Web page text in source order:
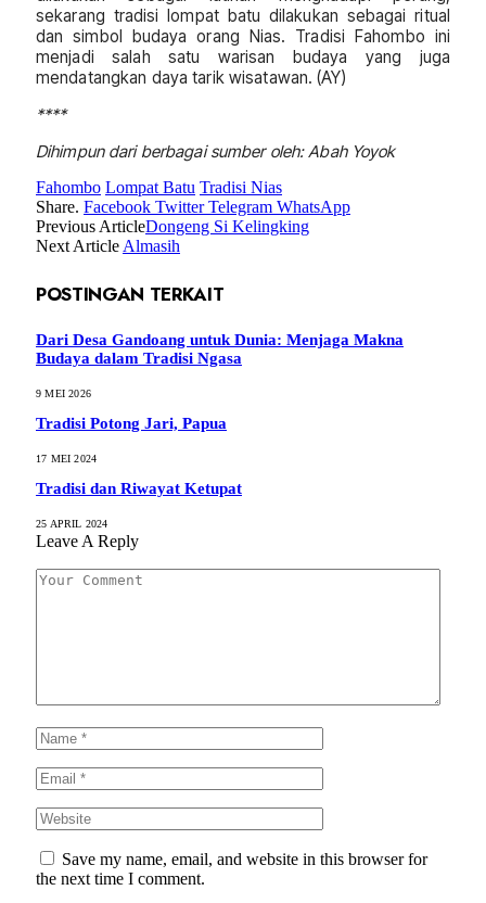
sekarang tradisi lompat batu dilakukan sebagai ritual
dan simbol budaya orang Nias. Tradisi Fahombo ini
menjadi salah satu warisan budaya yang juga
mendatangkan daya tarik wisatawan. (AY)
****
Dihimpun dari berbagai sumber oleh: Abah Yoyok
Fahombo Lompat Batu Tradisi Nias
Share. Facebook Twitter Telegram WhatsApp
Previous ArticleDongeng Si Kelingking
Next Article Almasih
POSTINGAN TERKAIT
Dari Desa Gandoang untuk Dunia: Menjaga Makna
Budaya dalam Tradisi Ngasa
9 MEI 2026
Tradisi Potong Jari, Papua
17 MEI 2024
Tradisi dan Riwayat Ketupat
25 APRIL 2024
Leave A Reply
Save my name, email, and website in this browser for
the next time I comment.